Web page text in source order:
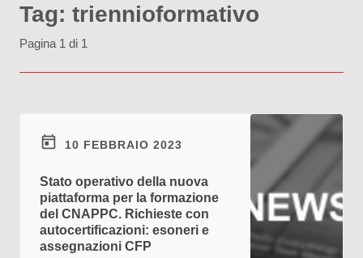
Tag: triennioformativo
Pagina 1 di 1
10 FEBBRAIO 2023
Stato operativo della nuova
piattaforma per la formazione
del CNAPPC. Richieste con
autocertificazioni: esoneri e
assegnazioni CFP